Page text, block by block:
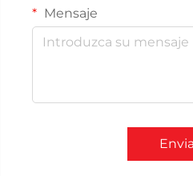
Mensaje